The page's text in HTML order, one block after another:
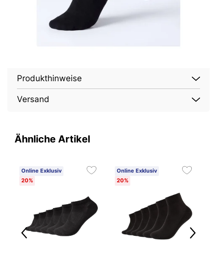
Produkthinweise
Versand
Ähnliche Artikel
Online Exklusiv
20%
Online Exklusiv
20%